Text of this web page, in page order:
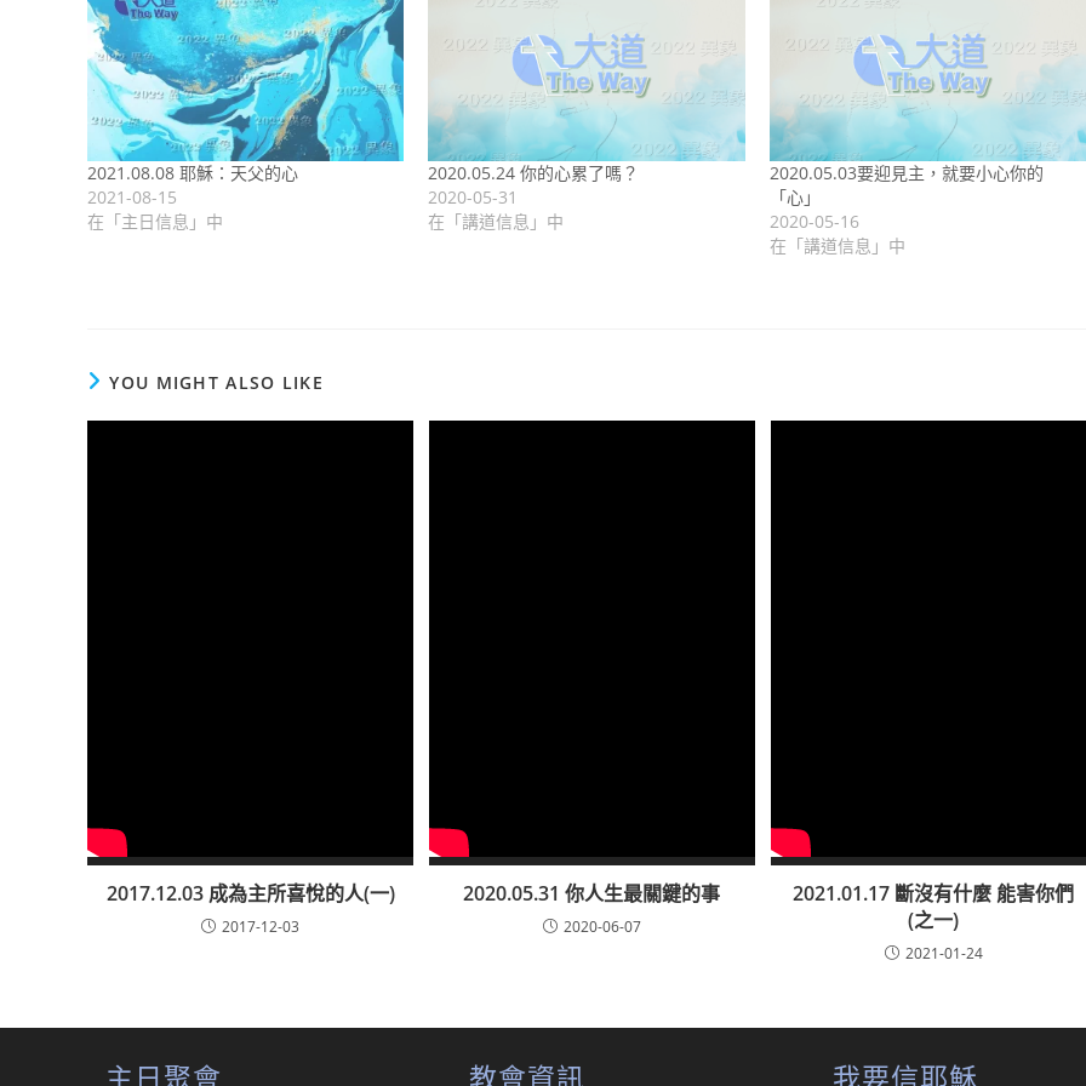
2021.08.08 耶穌：天父的心
2021-08-15
在「主日信息」中
2020.05.24 你的心累了嗎？
2020-05-31
在「講道信息」中
2020.05.03要迎見主，就要小心你的
「心」
2020-05-16
在「講道信息」中
YOU MIGHT ALSO LIKE
2017.12.03 成為主所喜悅的人(一)
2017-12-03
2020.05.31 你人生最關鍵的事
2020-06-07
2021.01.17 斷沒有什麼 能害你們
(之一)
2021-01-24
主日聚會 教會資訊 我要信耶穌